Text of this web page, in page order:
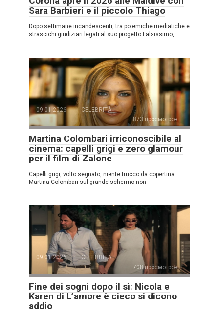
Sara Barbieri e il piccolo Thiago
Dopo settimane incandescenti, tra polemiche mediatiche e
strascichi giudiziari legati al suo progetto Falsissimo,
09.01.2026
CELEBRITÀ
873 просмотров
Martina Colombari irriconoscibile al
cinema: capelli grigi e zero glamour
per il film di Zalone
Capelli grigi, volto segnato, niente trucco da copertina.
Martina Colombari sul grande schermo non
09.01.2026
CELEBRITÀ
708 просмотров
Fine dei sogni dopo il sì: Nicola e
Karen di L’amore è cieco si dicono
addio